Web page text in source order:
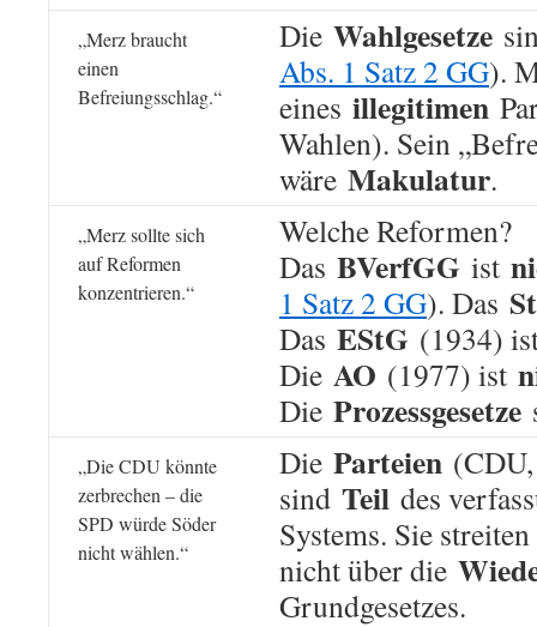
„Merz braucht
einen
Befreiungsschlag.“
Die Wahlgesetze
Abs. 1 Satz 2 GG).
eines illegitimen
Wahlen). Sein
wäre Makulatur.
„Merz sollte sich
auf Reformen
konzentrieren.“
Welche Reformen?
Das BVerfGG ist
1 Satz 2 GG). Das
Das EStG (1934)
Die AO (1977) ist
Die Prozessgesetze
„Die CDU könnte
zerbrechen – die
SPD würde Söder
nicht wählen.“
Die Parteien
sind Teil des
Systems. Sie
nicht über die
Grundgesetzes.